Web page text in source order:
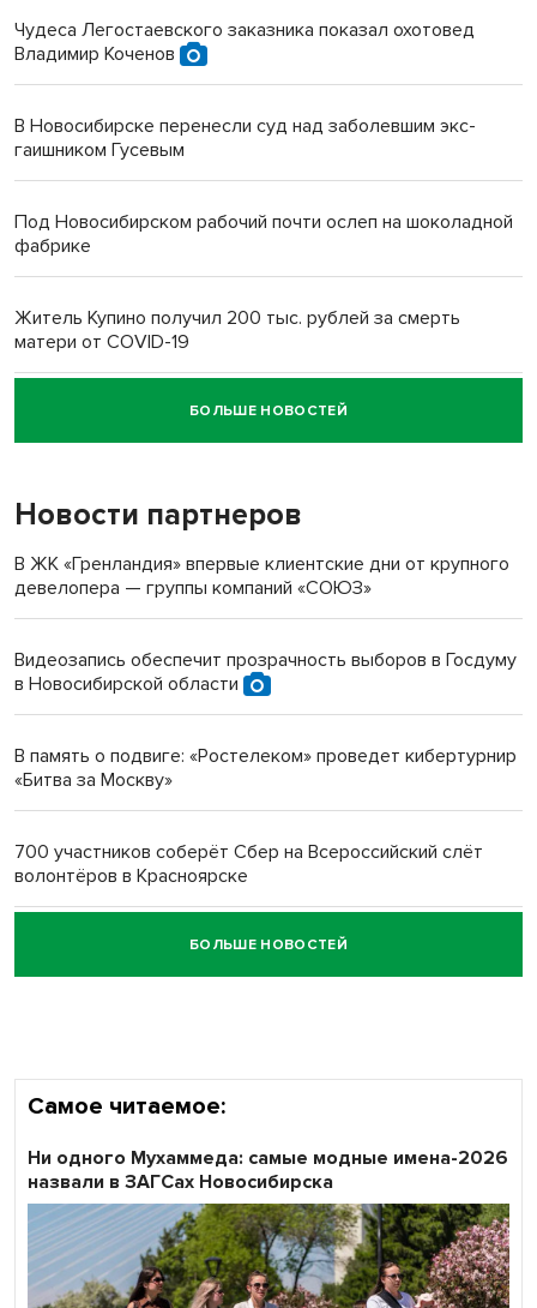
Чудеса Легостаевского заказника показал охотовед
Владимир Коченов
В Новосибирске перенесли суд над заболевшим экс-
гаишником Гусевым
Под Новосибирском рабочий почти ослеп на шоколадной
фабрике
Житель Купино получил 200 тыс. рублей за смерть
матери от COVID-19
Новосибирский суд наказал водителя за смерть
пенсионерки на вокзале
«Мы живём на пастбище!»: в новосибирском селе лошади
терроризируют жителей
Новосибирский преподаватель с женой вошли в топ-16
БОЛЬШЕ НОВОСТЕЙ
Новости партнеров
В ЖК «Гренландия» впервые клиентские дни от крупного
девелопера — группы компаний «СОЮЗ»
Видеозапись обеспечит прозрачность выборов в Госдуму
в Новосибирской области
В память о подвиге: «Ростелеком» проведет кибертурнир
«Битва за Москву»
700 участников соберёт Сбер на Всероссийский слёт
волонтёров в Красноярске
Честный выбор: видеонаблюдение обеспечит
объективность результатов ЕДГ в Новосибирской
БОЛЬШЕ НОВОСТЕЙ
Самое читаемое:
Ни одного Мухаммеда: самые модные имена-2026
назвали в ЗАГСах Новосибирска